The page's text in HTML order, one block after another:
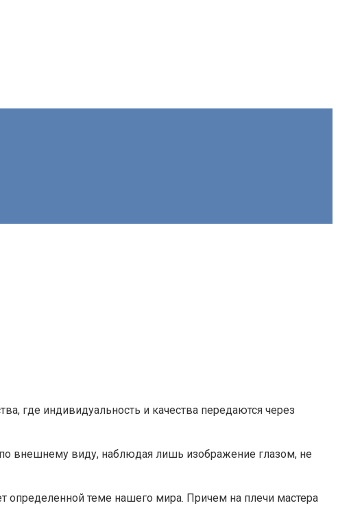
где индивидуальность и качества передаются через
внешнему виду, наблюдая лишь изображение глазом, не
определенной теме нашего мира. Причем на плечи мастера